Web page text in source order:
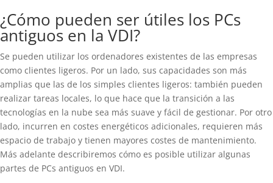
¿Cómo pueden ser útiles los PCs
antiguos en la VDI?
Se pueden utilizar los ordenadores existentes de las empresas
como clientes ligeros. Por un lado, sus capacidades son más
amplias que las de los simples clientes ligeros: también pueden
realizar tareas locales, lo que hace que la transición a las
tecnologías en la nube sea más suave y fácil de gestionar. Por otro
lado, incurren en costes energéticos adicionales, requieren más
espacio de trabajo y tienen mayores costes de mantenimiento.
Más adelante describiremos cómo es posible utilizar algunas
partes de PCs antiguos en VDI.